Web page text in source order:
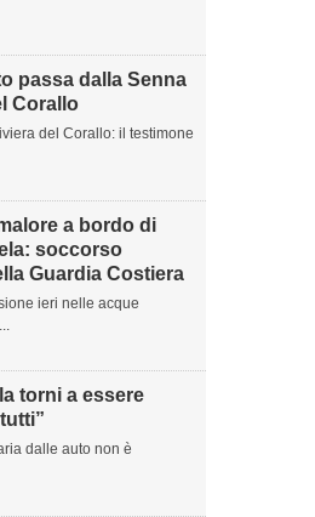
passa dalla Senna
Corallo
del Corallo: il testimone
a bordo di
soccorso
Guardia Costiera
ieri nelle acque
torni a essere
dalle auto non è